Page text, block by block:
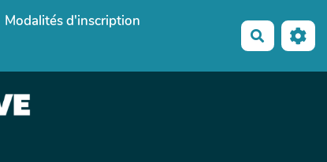
Modalités d'inscription